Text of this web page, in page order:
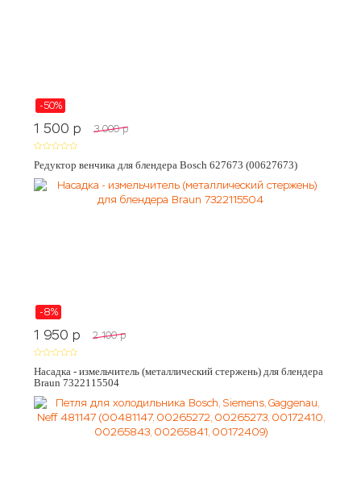
-50%
1 500 p 3 000 p
Редуктор венчика для блендера Bosch 627673 (00627673)
-8%
1 950 p 2 100 p
Насадка - измельчитель (металлический стержень) для блендера
Braun 7322115504